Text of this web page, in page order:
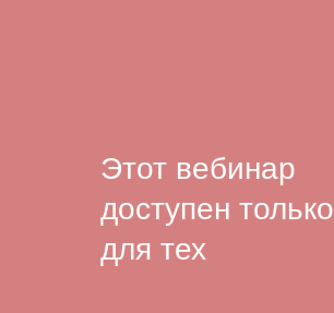
Этот вебинар
доступен только
для тех